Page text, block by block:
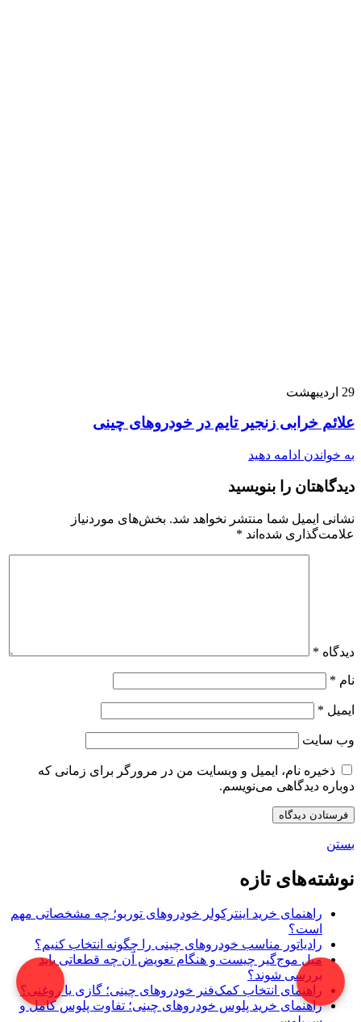
29 اردیبهشت
علائم خرابی زنجیر تایم در خودروهای چینی
به خواندن ادامه دهید
دیدگاهتان را بنویسید
نشانی ایمیل شما منتشر نخواهد شد. بخش‌های موردنیاز
علامت‌گذاری شده‌اند *
دیدگاه *
نام *
ایمیل *
وب‌ سایت
ذخیره نام، ایمیل و وبسایت من در مرورگر برای زمانی که
دوباره دیدگاهی می‌نویسم.
بستن
نوشته‌های تازه
راهنمای خرید اینترکولر خودروهای توربو؛ چه مشخصاتی مهم
است؟
رادیاتور مناسب خودروهای چینی را چگونه انتخاب کنیم؟
میل موج‌گیر چیست و هنگام تعویض آن چه قطعاتی باید
بررسی شوند؟
راهنمای انتخاب کمک‌فنر خودروهای چینی؛ گازی یا روغنی؟
راهنمای خرید پلوس خودروهای چینی؛ تفاوت پلوس کامل و